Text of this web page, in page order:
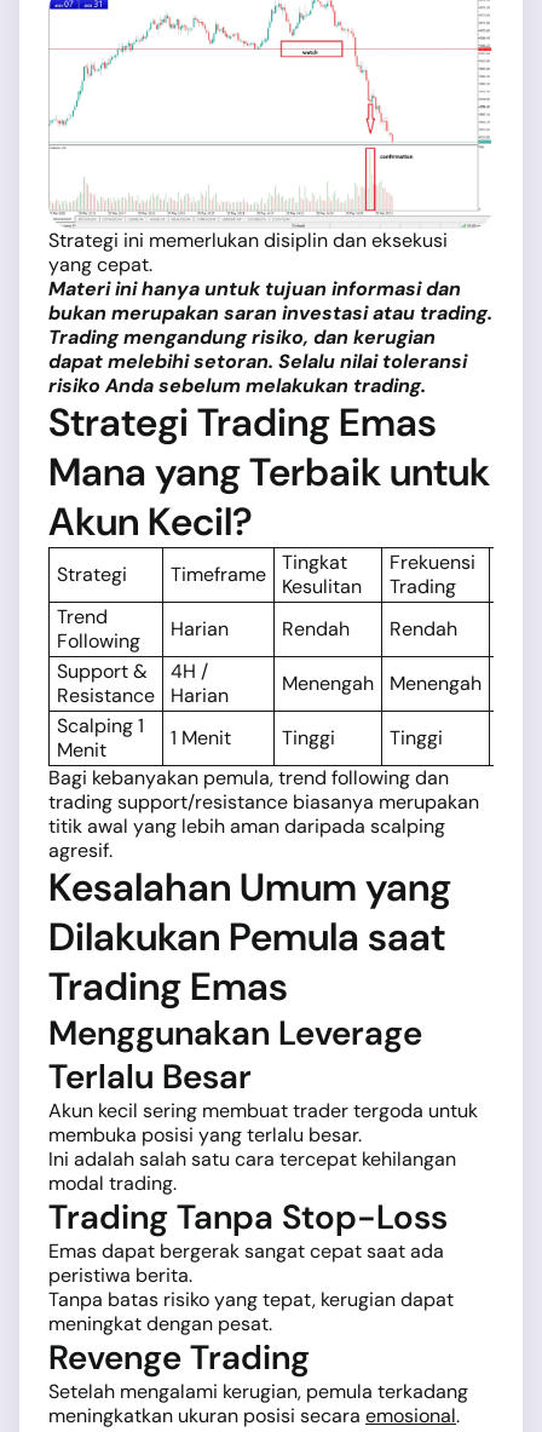
Strategi ini memerlukan disiplin dan eksekusi
yang cepat.
Materi ini hanya untuk tujuan informasi dan
bukan merupakan saran investasi atau trading.
Trading mengandung risiko, dan kerugian
dapat melebihi setoran. Selalu nilai toleransi
risiko Anda sebelum melakukan trading.
Strategi Trading Emas
Mana yang Terbaik untuk
Akun Kecil?
Strategi Timeframe
Tingkat
Kesulitan
Frekuensi
Trading
Trend
Following
Harian Rendah Rendah
Support &
Resistance
4H /
Harian
Menengah Menengah
Scalping 1
Menit
1 Menit Tinggi Tinggi
Bagi kebanyakan pemula, trend following dan
trading support/resistance biasanya merupakan
titik awal yang lebih aman daripada scalping
agresif.
Kesalahan Umum yang
Dilakukan Pemula saat
Trading Emas
Menggunakan Leverage
Terlalu Besar
Akun kecil sering membuat trader tergoda untuk
membuka posisi yang terlalu besar.
Ini adalah salah satu cara tercepat kehilangan
modal trading.
Trading Tanpa Stop-Loss
Emas dapat bergerak sangat cepat saat ada
peristiwa berita.
Tanpa batas risiko yang tepat, kerugian dapat
meningkat dengan pesat.
Revenge Trading
Setelah mengalami kerugian, pemula terkadang
meningkatkan ukuran posisi secara emosional.